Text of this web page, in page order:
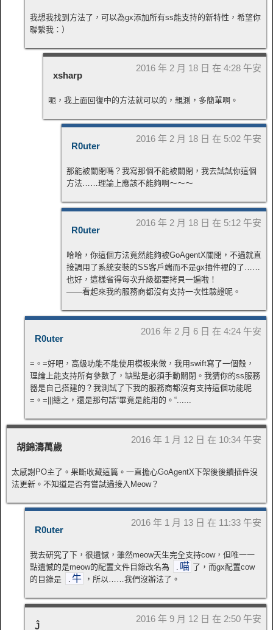
我想我找到方法了，可以為gx添加所有ss能支持的新特性，希望你
聯繫我：）
xsharp
2016 年 2 月 18 日 在 4:28 午安
呃，我上面回復中的方法就可以的，親測，多簡單啊。
R0uter
2016 年 2 月 18 日 在 5:02 午安
那能被關閉嗎？我寫那個不能被關閉，我去試試你這個
方法……理論上應該不能夠啊～～～
R0uter
2016 年 2 月 18 日 在 5:12 午安
哈哈，你這個方法竟然能夠被GoAgentX關閉，不過就直
接調用了系統安裝的SS客戶端而不是gx插件裡的了……
也好，這樣省得每次升級都要拷貝一遍啦！
——看起來我的服務商都沒有支持一次性驗證呢。
R0uter
2016 年 2 月 6 日 在 4:24 午安
=。=好吧，高級功能不能使用模板來做，我用swift寫了一個殼，
理論上能支持所有參數了，缺點是必須手動關閉。我猜你的ss服務
器是自己搭建的？我測試了下我的服務商都沒有支持這個功能呢
=。=|||總之，還是那句話“畢竟是能用的。“......
胡錦濤萬歲
2016 年 1 月 12 日 在 10:34 午安
太感謝PO主了。果斷收藏這篇。一直擔心GoAgentX下架後後續插件沒
法更新。不知道是否有嘗試過接入Meow？
R0uter
2016 年 1 月 13 日 在 11:33 午安
我去研究了下，很遺憾，雖然meow天生完全支持cow，但唯一一
點遺憾的是meow的配置文件目錄改名為
喵 了，而gx配置cow
的目錄是
牛 ，所以……我們沒辦法了。
Ĵ
2016 年 9 月 12 日 在 2:50 午安